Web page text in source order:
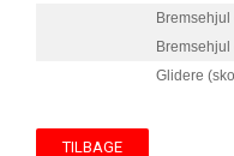
Glidere
TILBAGE